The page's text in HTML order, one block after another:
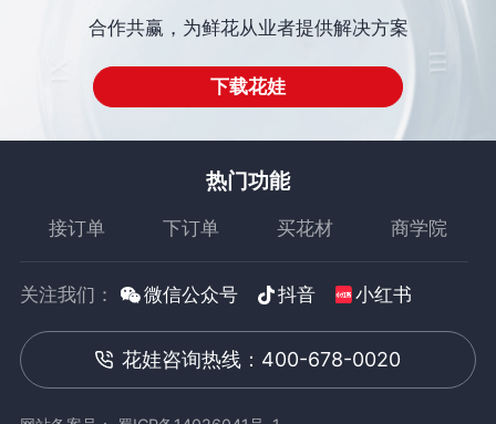
合作共赢，为鲜花从业者提供解决方案
下载花娃
热门功能
接订单 下订单 买花材 商学院
关注我们： 微信公众号 抖音 小红书
花娃咨询热线：400-678-0020